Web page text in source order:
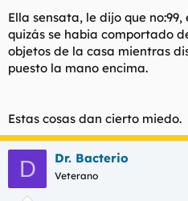
Ella sensata, le dijo que
quizás se habia comportado
objetos de la casa mientras
puesto la mano encima.
Estas cosas dan cierto miedo.
D Dr. Bacterio
Veterano